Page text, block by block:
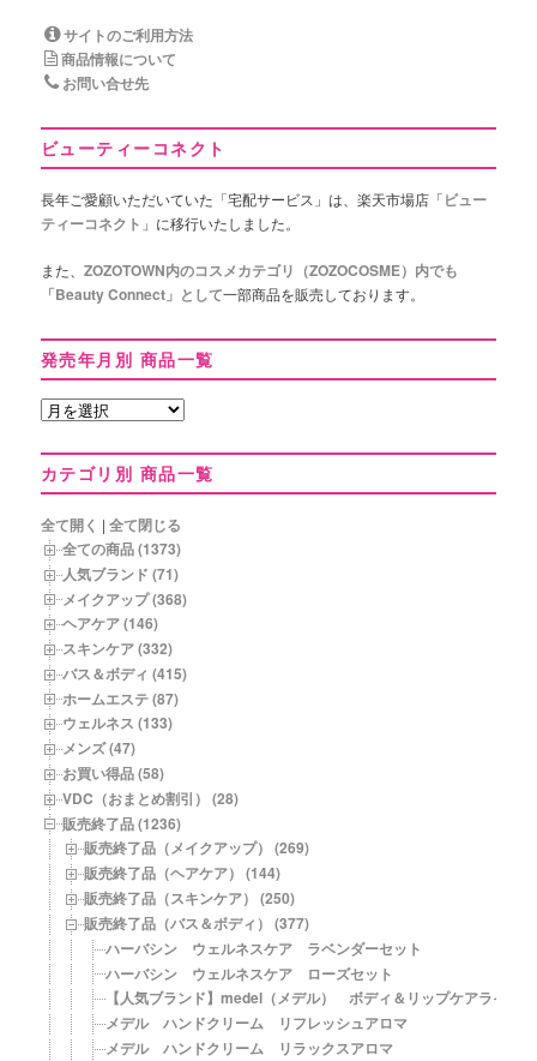
サイトのご利用方法
商品情報について
お問い合せ先
ビューティーコネクト
長年ご愛顧いただいていた「宅配サービス」は、楽天市場店「ビュー
ティーコネクト 」に移行いたしました。
また、ZOZOTOWN内のコスメカテゴリ（ZOZOCOSME）内でも
「Beauty Connect」として一部商品を販売しております。
発売年月別 商品一覧
発
年
月
別
商
品
一
覧
カテゴリ別 商品一覧
全て開く |全て閉じる
全ての商品 (1373)
人気ブランド (71)
メイクアップ (368)
ヘアケア (146)
スキンケア (332)
バス＆ボディ (415)
ホームエステ (87)
ウェルネス (133)
メンズ (47)
お買い得品 (58)
VDC（おまとめ割引） (28)
販売終了品 (1236)
販売終了品（メイクアップ） (269)
販売終了品（ヘアケア） (144)
販売終了品（スキンケア） (250)
販売終了品（バス＆ボディ） (377)
ハーバシン ウェルネスケア ラベンダーセット
ハーバシン ウェルネスケア ローズセット
【人気ブランド】medel（メデル） ボディ＆リップケアライン
メデル ハンドクリーム リフレッシュアロマ
メデル ハンドクリーム リラックスアロマ